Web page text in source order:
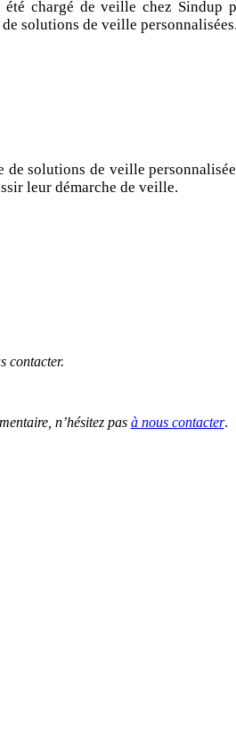
chargé de veille chez Sindup
solutions de veille personnalisées.
business
de solutions de veille
leur démarche de veille.
contacter.
n’hésitez pas à nous contacter.